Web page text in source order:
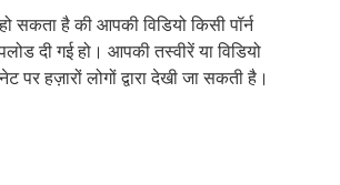
सकता है की आपकी विडियो किसी पॉर्न
दी गई हो। आपकी तस्वीरें या विडियो
पर हज़ारों लोगों द्वारा देखी जा सकती है।